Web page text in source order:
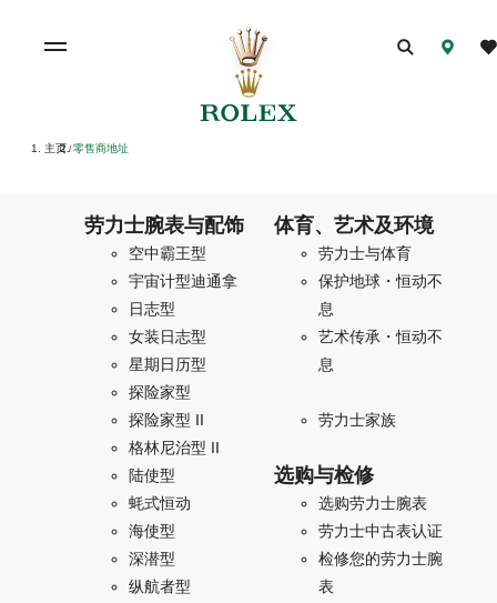
主页/ 零售商地址
劳力士腕表与配饰
空中霸王型
宇宙计型迪通拿
日志型
女装日志型
星期日历型
探险家型
探险家型 II
格林尼治型 II
陆使型
蚝式恒动
海使型
深潜型
纵航者型
体育、艺术及环境
劳力士与体育
保护地球・恒动不
息
艺术传承・恒动不
息
劳力士家族
选购与检修
选购劳力士腕表
劳力士中古表认证
检修您的劳力士腕
表